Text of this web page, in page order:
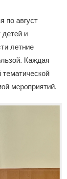
по август
детей и
летние
Каждая
мероприятий.